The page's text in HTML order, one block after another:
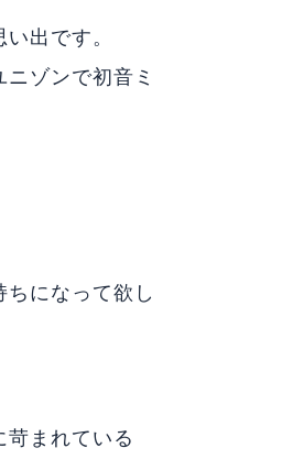
出です。
ゾンで初音ミ
になって欲し
まれている